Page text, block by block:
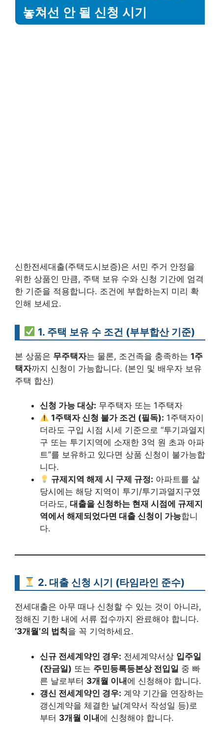
놓쳐선 안 될 신청 시기
신한전세대출(주택도시보증)은 서민 주거 안정을
위한 상품인 만큼, 주택 보유 수와 신청 기간에 엄격
한 기준을 적용합니다. 조건에 부합하는지 미리 확
인해 보세요.
1. 주택 보유 수 조건 (부부합산 기준)
본 상품은 무주택자는 물론, 조건족을 충족하는 1주
택자까지 신청이 가능합니다. (본인 및 배우자 보유
주택 합산)
신청 가능 대상: 무주택자 또는 1주택자
1주택자 신청 불가 조건 (필독): 1주택자이
더라도 구입 시점 시세 기준으로 “투기과열지
구 또는 투기지역에 소재한 3억 원 초과 아파
트”를 보유하고 있다면 상품 신청이 불가능합
니다.
규제지역 해제 시 구제 규정: 아파트를 살
당시에는 해당 지역이 투기/투기과열지구였
더라도, 대출을 신청하는 현재 시점에 규제지
역에서 해제되었다면 대출 신청이 가능합니
다.
2. 대출 신청 시기 (타임라인 준수)
전세대출은 아무 때나 신청할 수 있는 것이 아니라,
정해진 기한 내에 서류 접수까지 완료해야 합니다.
‘3개월’의 법칙을 꼭 기억하세요.
신규 전세계약인 경우: 전세계약서상 입주일
(잔금일) 또는 주민등록등본상 전입일 중 빠
른 날로부터 3개월 이내에 신청해야 합니다.
갱신 전세계약인 경우: 계약 기간을 연장하는
갱신계약을 체결한 날(계약서 작성일 등)로
부터 3개월 이내에 신청해야 합니다.